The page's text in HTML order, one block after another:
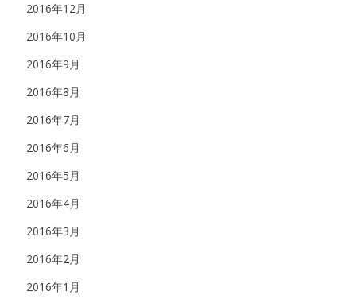
2016年12月
2016年10月
2016年9月
2016年8月
2016年7月
2016年6月
2016年5月
2016年4月
2016年3月
2016年2月
2016年1月